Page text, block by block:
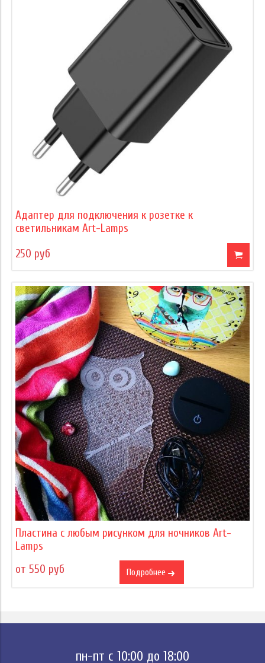
Адаптер для подключения к розетке к
светильникам Art-Lamps
250 руб
Пластина с любым рисунком для ночников Art-
Lamps
от 550 руб
Подробнее
пн-пт с 10:00 до 18:00